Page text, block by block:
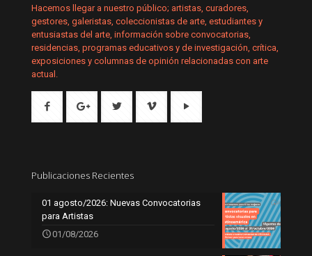
Hacemos llegar a nuestro público; artistas, curadores,
gestores, galeristas, coleccionistas de arte, estudiantes y
entusiastas del arte, información sobre convocatorias,
residencias, programas educativos y de investigación, crítica,
exposiciones y columnas de opinión relacionadas con arte
actual.
Publicaciones Recientes
01 agosto/2026: Nuevas Convocatorias
para Artistas
01/08/2026